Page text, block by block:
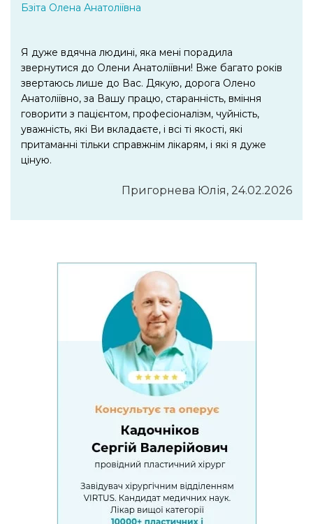
Бзіта Олена Анатоліївна
Я дуже вдячна людині, яка мені порадила
звернутися до Олени Анатоліївни! Вже багато років
звертаюсь лише до Вас. Дякую, дорога Олено
Анатоліївно, за Вашу працю, старанність, вміння
говорити з пацієнтом, професіоналізм, чуйність,
уважність, які Ви вкладаєте, і всі ті якості, які
притаманні тільки справжнім лікарям, і які я дуже
ціную.
Пригорнева Юлія, 24.02.2026